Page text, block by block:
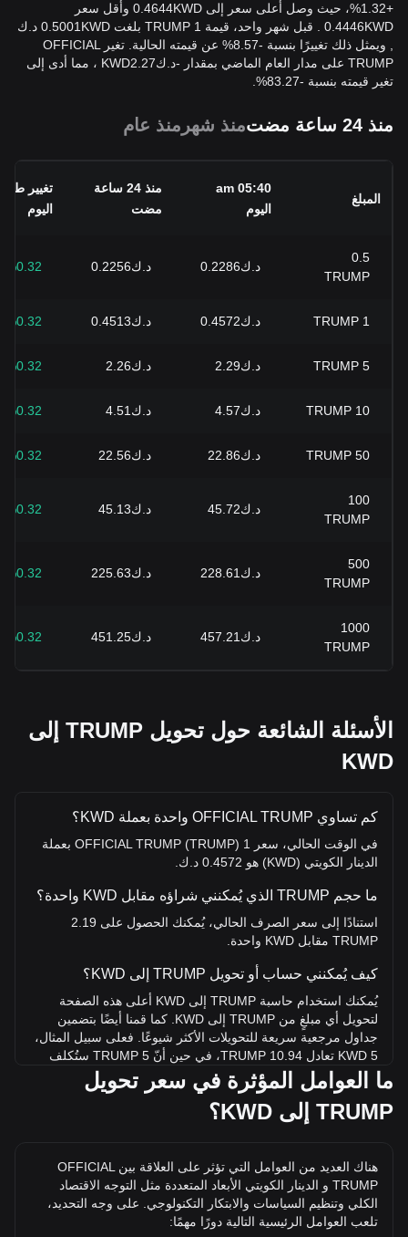
+1.32%، حيث وصل أعلى سعر إلى 0.4644KWD وأقل سعر
0.4446KWD . قبل شهر واحد، قيمة 1 TRUMP بلغت 0.5001KWD د.ك
, ويمثل ذلك تغييرًا بنسبة -8.57% عن قيمته الحالية. تغير OFFICIAL
TRUMP على مدار العام الماضي بمقدار
-د.ك2.27
KWD ، مما أدى إلى
تغير قيمته بنسبة -83.27%.
منذ 24 ساعة مضت منذ شهر منذ عام
المبلغ
05:40 am
اليوم
منذ 24 ساعة
مضت
تغيير
اليوم
0.5
TRUMP
د.ك0.2286 د.ك0.2256 %0.32+
1
TRUMP د.ك0.4572 د.ك0.4513 %0.32+
5
TRUMP د.ك2.29 د.ك2.26 %0.32+
10
TRUMP د.ك4.57 د.ك4.51 %0.32+
50
TRUMP د.ك22.86 د.ك22.56 %0.32+
100
TRUMP
د.ك45.72 د.ك45.13 %0.32+
500
TRUMP
د.ك228.61 د.ك225.63 %0.32+
1000
TRUMP
د.ك457.21 د.ك451.25 %0.32+
الأسئلة الشائعة حول تحويل TRUMP إلى
KWD
كم تساوي OFFICIAL TRUMP واحدة بعملة KWD؟
في الوقت الحالي، سعر 1 OFFICIAL TRUMP (TRUMP) بعملة
الدينار الكويتي (KWD) هو 0.4572 د.ك.
ما حجم TRUMP الذي يُمكنني شراؤه مقابل KWD واحدة؟
استنادًا إلى سعر الصرف الحالي، يُمكنك الحصول على 2.19
TRUMP مقابل KWD واحدة.
كيف يُمكنني حساب أو تحويل TRUMP إلى KWD؟
يُمكنك استخدام حاسبة TRUMP إلى KWD أعلى هذه الصفحة
لتحويل أي مبلغٍ من TRUMP إلى KWD. كما قمنا أيضًا بتضمين
جداول مرجعية سريعة للتحويلات الأكثر شيوعًا. فعلى سبيل المثال،
5 KWD تعادل 10.94 TRUMP، في حين أنّ 5 TRUMP ستُكلف
حوالي 2.29KWD.
ما أعلى سعر لـ TRUMP/KWD في التاريخ؟
واحدة ستتجاوز أعلى مستوى حالي على الإطلاق.
ما توجه سعر OFFICIAL TRUMP في KWD؟
ما العوامل المؤثرة في سعر تحويل
TRUMP إلى KWD؟
هناك العديد من العوامل التي تؤثر على العلاقة بين OFFICIAL
TRUMP و الدينار الكويتي الأبعاد المتعددة مثل التوجه الاقتصاد
الكلي وتنظيم السياسات والابتكار التكنولوجي. على وجه التحديد،
تلعب العوامل الرئيسية التالية دورًا مهمًا: